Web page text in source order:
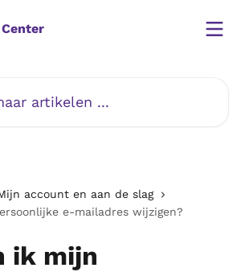
account en aan de slag
e-mailadres wijzigen?
ik mijn